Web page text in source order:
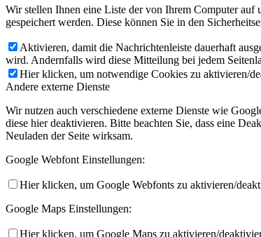
Wir stellen Ihnen eine Liste der von Ihrem Computer auf
gespeichert werden. Diese können Sie in den
Aktivieren, damit die Nachrichtenleiste dauerhaft
wird. Andernfalls wird diese Mitteilung bei jedem
Hier klicken, um notwendige Cookies zu aktivieren/
Andere externe Dienste
Wir nutzen auch verschiedene externe Dienste wie
diese hier deaktivieren. Bitte beachten Sie, dass eine
Neuladen der Seite wirksam.
Google Webfont Einstellungen:
Hier klicken, um Google Webfonts zu aktivieren/
Google Maps Einstellungen:
Hier klicken, um Google Maps zu aktivieren/